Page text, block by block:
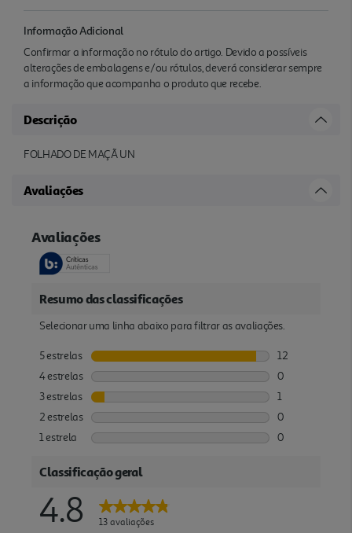
Informação Adicional
Confirmar a informação no rótulo do artigo. Devido a possíveis
alterações de embalagens e/ou rótulos, deverá considerar sempre
a informação que acompanha o produto que recebe.
Descrição
FOLHADO DE MAÇÃ UN
Avaliações